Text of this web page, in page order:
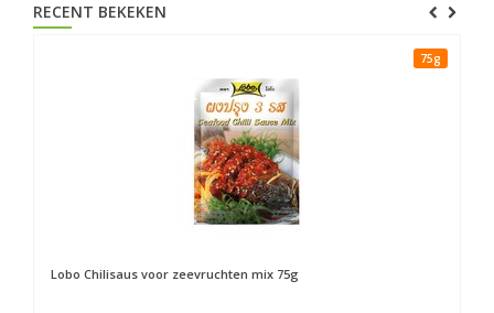
RECENT BEKEKEN
75g
Lobo Chilisaus voor zeevruchten mix 75g